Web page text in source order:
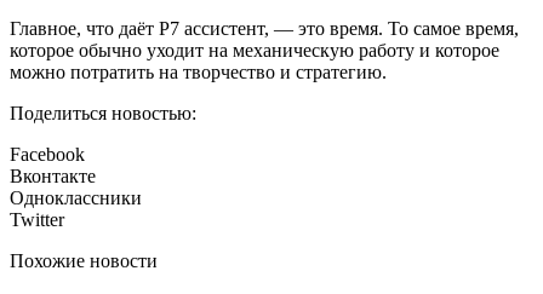
Главное, что даёт Р7 ассистент, — это время. То самое время,
которое обычно уходит на механическую работу и которое
можно потратить на творчество и стратегию.
Поделиться новостью:
Facebook
Вконтакте
Одноклассники
Twitter
Похожие новости